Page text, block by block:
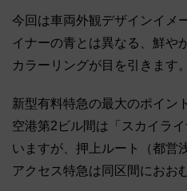
今回は車両外観デザインイメ
イナーの青とは異なる、鮮や
カラーリングが目を引きます。
新型有料特急の最大のポイン
空港第2ビル間は「スカイラ
いますが、押上ルート（都営
アクセス特急は同区間におお